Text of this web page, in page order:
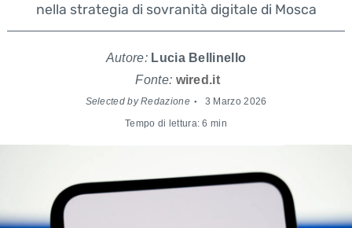
nella strategia di sovranità digitale di Mosca
Autore: Lucia Bellinello
Fonte: wired.it
Selected by Redazione 3 Marzo 2026
Tempo di lettura: 6 min